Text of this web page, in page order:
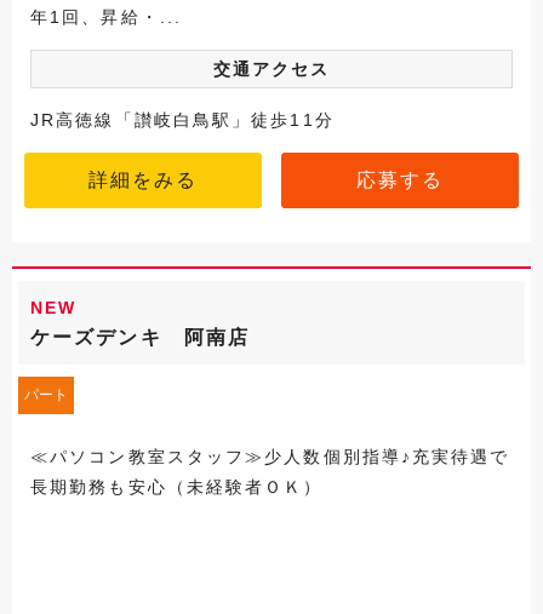
年1回、昇給・...
交通アクセス
JR高徳線「讃岐白鳥駅」徒歩11分
詳細をみる 応募する
NEW
ケーズデンキ 阿南店
パート
≪パソコン教室スタッフ≫少人数個別指導♪充実待遇で
長期勤務も安心（未経験者ＯＫ）